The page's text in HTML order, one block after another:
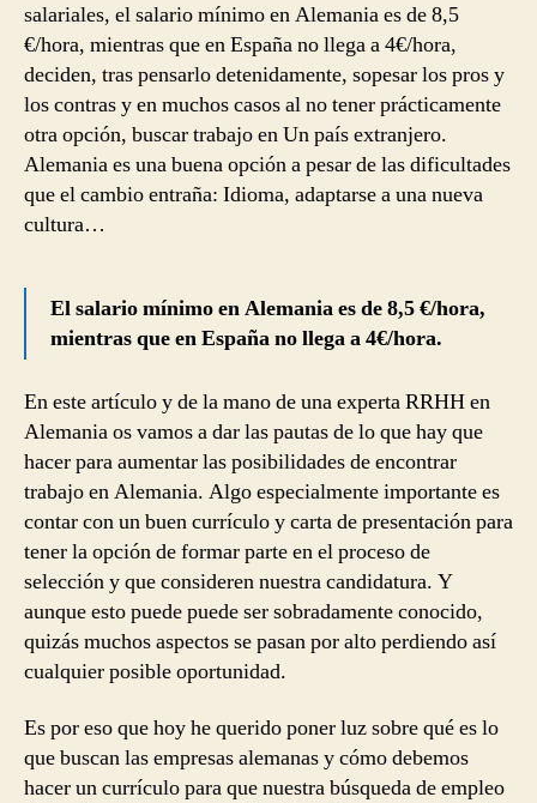
salariales, el salario mínimo en Alemania es de 8,5
€/hora, mientras que en España no llega a 4€/hora,
deciden, tras pensarlo detenidamente, sopesar los pros y
los contras y en muchos casos al no tener prácticamente
otra opción, buscar trabajo en Un país extranjero.
Alemania es una buena opción a pesar de las dificultades
que el cambio entraña: Idioma, adaptarse a una nueva
cultura…
El salario mínimo en Alemania es de 8,5 €/hora,
mientras que en España no llega a 4€/hora.
En este artículo y de la mano de una experta RRHH en
Alemania os vamos a dar las pautas de lo que hay que
hacer para aumentar las posibilidades de encontrar
trabajo en Alemania. Algo especialmente importante es
contar con un buen currículo y carta de presentación para
tener la opción de formar parte en el proceso de
selección y que consideren nuestra candidatura. Y
aunque esto puede puede ser sobradamente conocido,
quizás muchos aspectos se pasan por alto perdiendo así
cualquier posible oportunidad.
Es por eso que hoy he querido poner luz sobre qué es lo
que buscan las empresas alemanas y cómo debemos
hacer un currículo para que nuestra búsqueda de empleo